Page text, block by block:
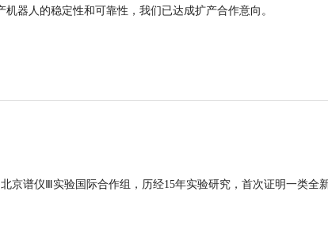
器人的稳定性和可靠性，我们已达成扩产合作意向。
京谱仪Ⅲ实验国际合作组，历经15年实验研究，首次证明一类全